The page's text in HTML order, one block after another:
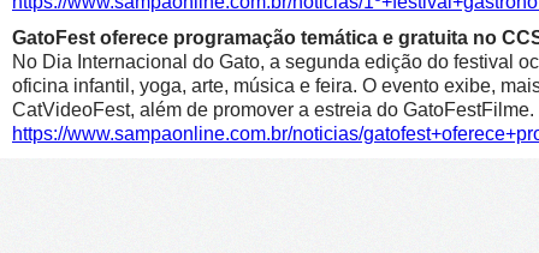
GatoFest oferece programação temática e gratuita no
No Dia Internacional do Gato, a segunda edição do festival
oficina infantil, yoga, arte, música e feira. O evento exibe,
CatVideoFest, além de promover a estreia do GatoFestFilme.
https://www.sampaonline.com.br/noticias/